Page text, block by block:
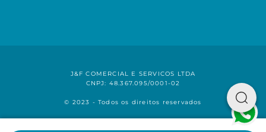
J&F COMERCIAL E SERVICOS LTDA
CNPJ: 48.367.095/0001-02
© 2023 - Todos os direitos reservados